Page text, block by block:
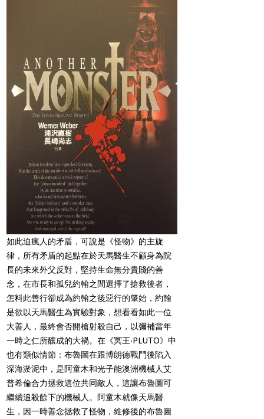
如此迫瘋人的矛盾，可說是《怪物》的主旋
律，所有矛盾的起點在於天馬醫生不顧身為院
長的未來外父反對，堅持生命無分貴賤的善
念，在市長和孤兒約翰之間選擇了搶救後者，
怎料此善行卻成為約翰之後惡行的肇始，約翰
是欲以天馬醫生為實驗對象，想看看如此一位
大善人，最終會否開槍射殺自己，以彌補當年
一時之仁所釀成的大禍。在《冥王‧PLUTO》中
也有類似情節：布魯圖在跟博朗德戰鬥後陷入
深海淤泥中，是阿童木和光子能澳洲機械人艾
普希倫合力拯救這位共同敵人，這讓布魯圖可
繼續追殺餘下的機械人。阿童木就像天馬醫
生，因一時善念拯救了怪物，維修後的布魯圖